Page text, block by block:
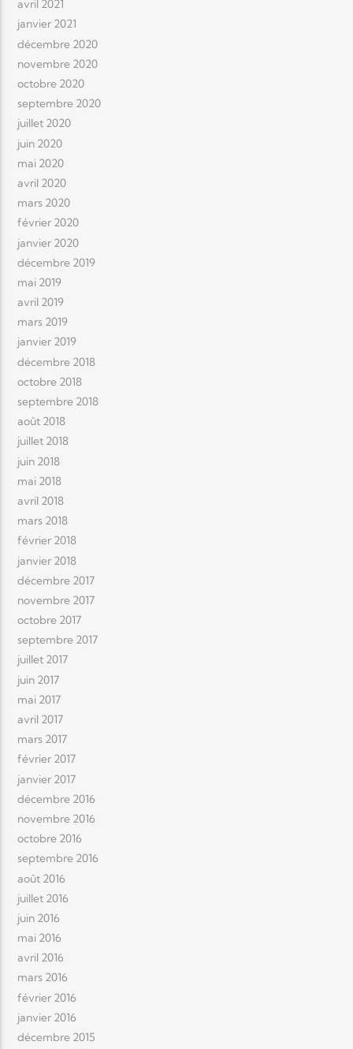
avril 2021
janvier 2021
décembre 2020
novembre 2020
octobre 2020
septembre 2020
juillet 2020
juin 2020
mai 2020
avril 2020
mars 2020
février 2020
janvier 2020
décembre 2019
mai 2019
avril 2019
mars 2019
janvier 2019
décembre 2018
octobre 2018
septembre 2018
août 2018
juillet 2018
juin 2018
mai 2018
avril 2018
mars 2018
février 2018
janvier 2018
décembre 2017
novembre 2017
octobre 2017
septembre 2017
juillet 2017
juin 2017
mai 2017
avril 2017
mars 2017
février 2017
janvier 2017
décembre 2016
novembre 2016
octobre 2016
septembre 2016
août 2016
juillet 2016
juin 2016
mai 2016
avril 2016
mars 2016
février 2016
janvier 2016
décembre 2015